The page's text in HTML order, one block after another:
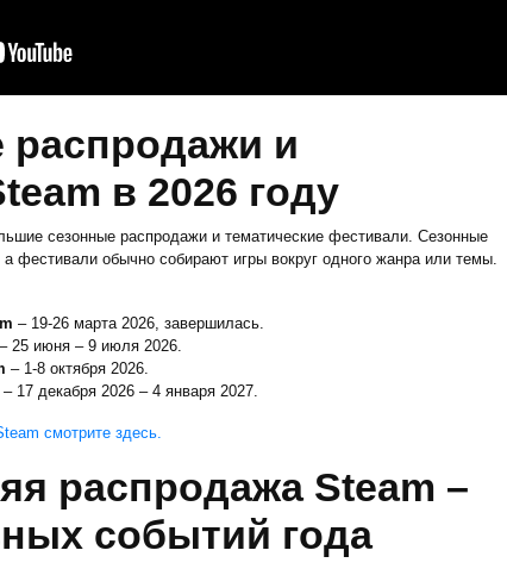
распродажи и
в 2026 году
сезонные распродажи и тематические фестивали. Сезонные
фестивали обычно собирают игры вокруг одного жанра или темы.
– 19-26 марта 2026, завершилась.
– 25 июня – 9 июля 2026.
– 1-8 октября 2026.
– 17 декабря 2026 – 4 января 2027.
смотрите здесь.
распродажа Steam –
событий года